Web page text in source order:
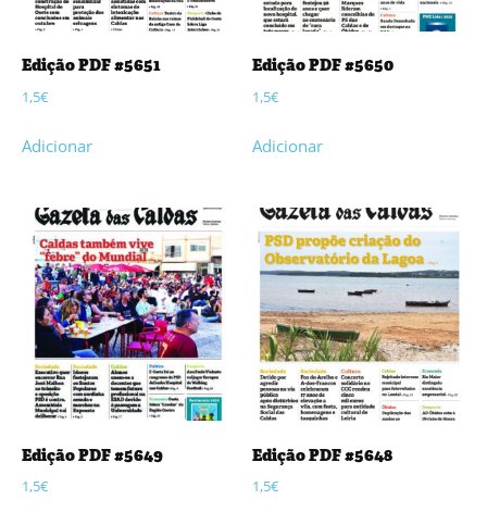
Edição PDF #5651
1,5€
Adicionar
Edição PDF #5650
1,5€
Adicionar
Edição PDF #5649
1,5€
Edição PDF #5648
1,5€